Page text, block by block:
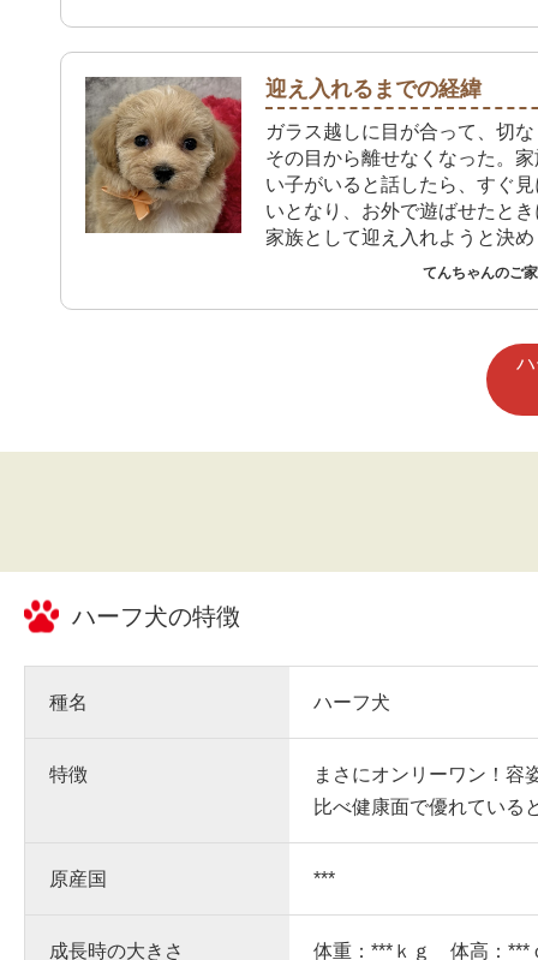
迎え入れるまでの経緯
ガラス越しに目が合って、切
その目から離せなくなった。
い子がいると話したら、すぐ
いとなり、お外で遊ばせたと
家族として迎え入れようと決
てんちゃんのご
ハーフ犬の特徴
種名 ハーフ犬
特徴
まさにオンリーワン！容
比べ健康面で優れている
原産国 ***
成長時の大きさ 体重：***ｋｇ 体高：***